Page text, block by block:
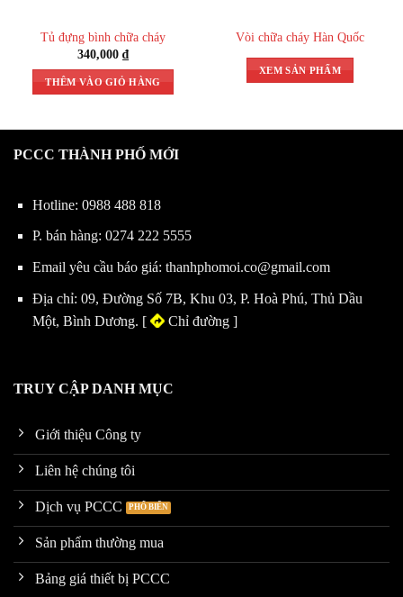
0889 488 818
0988 488 818
Tư vấn, thiết kế
Tủ đựng bình chữa cháy
340,000 ₫
THÊM VÀO GIỎ HÀNG
Vòi chữa cháy Hàn Quốc
XEM SẢN PHẨM
PCCC THÀNH PHỐ MỚI
Hotline: 0988 488 818
P. bán hàng: 0274 222 5555
Email yêu cầu báo giá: thanhphomoi.co@gmail.com
Địa chỉ: 09, Đường Số 7B, Khu 03, P. Hoà Phú, Thủ Dầu
Một, Bình Dương. [
Chỉ đường]
TRUY CẬP DANH MỤC
Giới thiệu Công ty
Liên hệ chúng tôi
Dịch vụ PCCC
Sản phẩm thường mua
Bảng giá thiết bị PCCC